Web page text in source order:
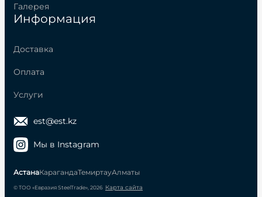
Галерея
Информация
Доставка
Оплата
Услуги
est@est.kz
Мы в Instagram
АстанаКарагандаТемиртауАлматы
© ТОО «Евразия SteelTrade», 2026 Карта сайта